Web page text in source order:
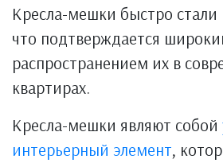
Кресла-мешки быстро
что подтверждается
распространением их в
квартирах.
Кресла-мешки являют собой
интерьерный элемент,